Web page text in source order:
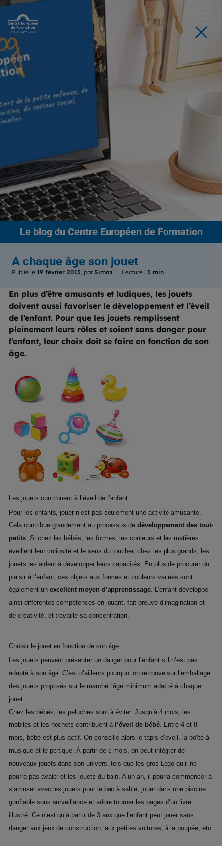
Le blogdu Centre Européen de Formation
A chaque âge son jouet
Publié le 19 février 2013, par Simon Lecture : 3 min
En plus d’être amusants et ludiques, les jouets
doivent aussi favoriser le développement et l’éveil
de l’enfant. Pour que les jouets remplissent
pleinement leurs rôles et soient sans danger pour
l’enfant, leur choix doit se faire en fonction de son
âge.
Les jouets contribuent à l’éveil de l’enfant
Pour les enfants, jouer n’est pas seulement une activité amusante.
Cela contribue grandement au processus de développement des tout-
petits. Si chez les bébés, les formes, les couleurs et les matières
éveillent leur curiosité et le sens du toucher, chez les plus grands, les
jouets les aident à développer leurs capacités. En plus de procurer du
plaisir à l’enfant, ces objets aux formes et couleurs variées sont
également un excellent moyen d’apprentissage. L’enfant développe
ainsi différentes compétences en jouant, fait preuve d’imagination et
de créativité, et travaille sa concentration.
Choisir le jouet en fonction de son âge
Les jouets peuvent présenter un danger pour l’enfant s’il n’est pas
adapté à son âge. C’est d’ailleurs pourquoi on retrouve sur l’emballage
des jouets proposés sur le marché l’âge minimum adapté à chaque
jouet.
Chez les bébés, les peluches sont à éviter. Jusqu’à 4 mois, les
mobiles et les hochets contribuent à l’éveil de bébé. Entre 4 et 8
mois, bébé est plus actif. On conseille alors le tapis d’éveil, la boîte à
musique et le portique. À partir de 8 mois, on peut intégrer de
nouveaux jouets dans son univers, tels que les gros Lego qu’il ne
pourra pas avaler et les jouets du bain. A un an, il pourra commencer à
s’amuser avec les jouets pour le bac à sable, jouer dans une piscine
gonflable sous surveillance et adore tourner les pages d’un livre
illustré. Ce n’est qu’à partir de 3 ans que l’enfant peut jouer sans
danger aux jeux de construction, aux petites voitures, à la poupée, etc.